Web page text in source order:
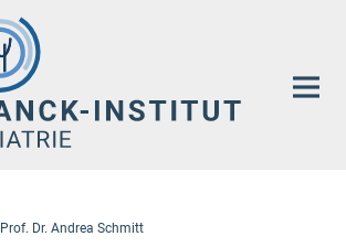
Prof. Dr. Andrea Schmitt